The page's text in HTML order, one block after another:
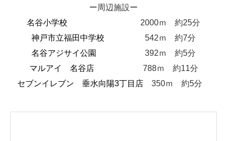
ー周辺施設ー
名谷小学校
2000ｍ 約25分
神戸市立福田中学校
542ｍ 約7分
名谷アジサイ公園
392ｍ 約5分
マルアイ 名谷店788ｍ 約11分
セブンイレブン 垂水向陽3丁目店350ｍ 約5分